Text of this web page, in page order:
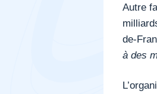
Autre
de-
à des